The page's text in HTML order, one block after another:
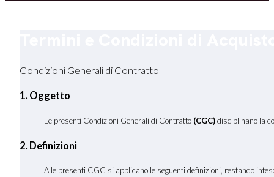
Condizioni Generali di Contratto
1. Oggetto
Le presenti Condizioni Generali di Contratto (CGC)disciplinano la
2. Definizioni
Alle presenti CGC si applicano le seguenti definizioni, restando